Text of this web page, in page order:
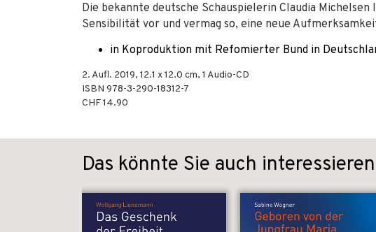
Die bekannte deutsche Schauspielerin Claudia
Sensibilität vor und vermag so, eine neue
in Koproduktion mit Refomierter Bund in
2. Aufl. 2019, 12.1 x 12.0 cm, 1 Audio-CD
ISBN 978-3-290-18312-7
CHF 14.90
Das könnte Sie auch interessieren